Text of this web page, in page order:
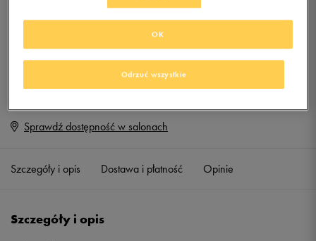
Jeśli artykuł będzie ponownie dostępny, otrzymasz od nas powiadomienie.
Rozmiary EU
Sprawdź dostępność w salonach
Szczegóły i opis Dostawa i płatność Opinie
Szczegóły i opis
Odrzuć wszystkie
OK